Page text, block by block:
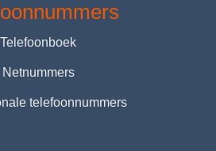
Telefoonboek
Netnummers
telefoonnummers